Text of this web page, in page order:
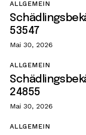
ALLGEMEIN
53547
Mai 30, 2026
ALLGEMEIN
24855
Mai 30, 2026
ALLGEMEIN